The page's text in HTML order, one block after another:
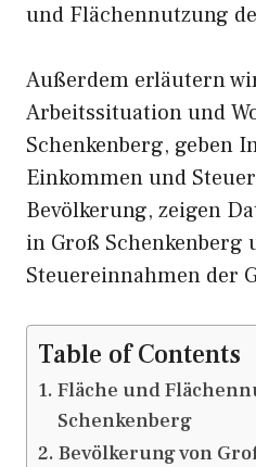
und Flächennutzung
Außerdem erläutern
Arbeitssituation und
Schenkenberg, geben
Einkommen und
Bevölkerung, zeigen
in Groß Schenkenberg
Steuereinnahmen der
Table of Contents
Fläche und
Schenkenberg
Bevölkerung von